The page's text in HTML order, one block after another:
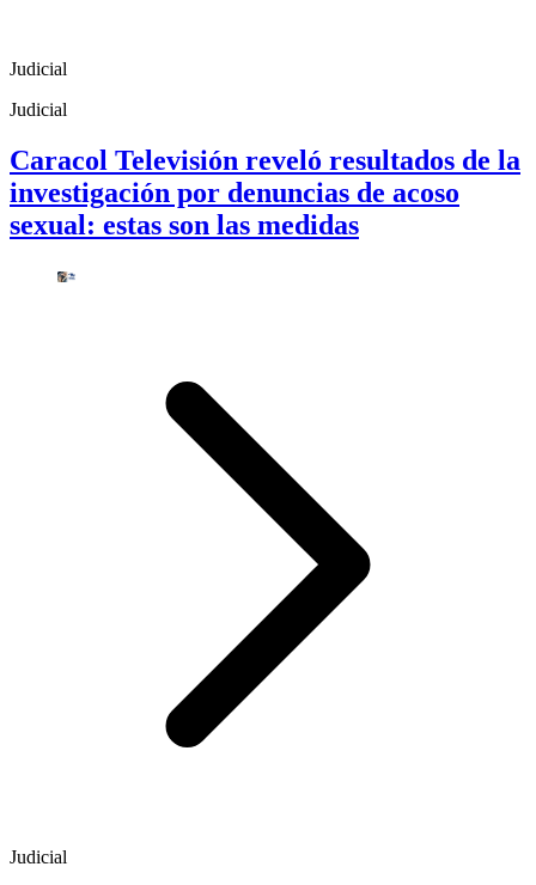
Judicial
Judicial
Caracol Televisión reveló resultados de la
investigación por denuncias de acoso
sexual: estas son las medidas
Judicial